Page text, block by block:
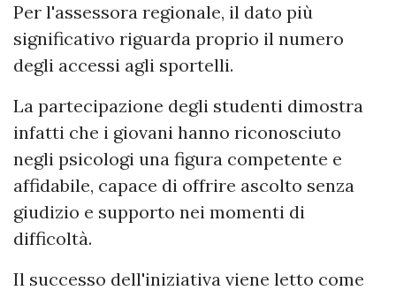
Per l'assessora regionale, il dato più
significativo riguarda proprio il numero
degli accessi agli sportelli.
La partecipazione degli studenti dimostra
infatti che i giovani hanno riconosciuto
negli psicologi una figura competente e
affidabile, capace di offrire ascolto senza
giudizio e supporto nei momenti di
difficoltà.
Il successo dell'iniziativa viene letto come